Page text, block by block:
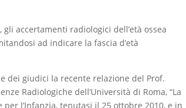
accertamenti radiologici dell’età ossea
ad indicare la fascia d’età
dei giudici la recente relazione del Prof.
Radiologiche dell’Università di Roma, “La
l’Infanzia, tenutasi il 25 ottobre 2010, e in